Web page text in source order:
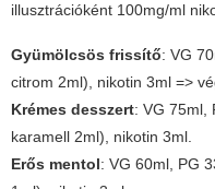
illusztrációként 100mg/ml
Gyümölcsös frissítő: VG
citrom 2ml), nikotin 3ml =>
Krémes desszert: VG 75ml,
karamell 2ml), nikotin 3ml.
Erős mentol: VG 60ml, PG